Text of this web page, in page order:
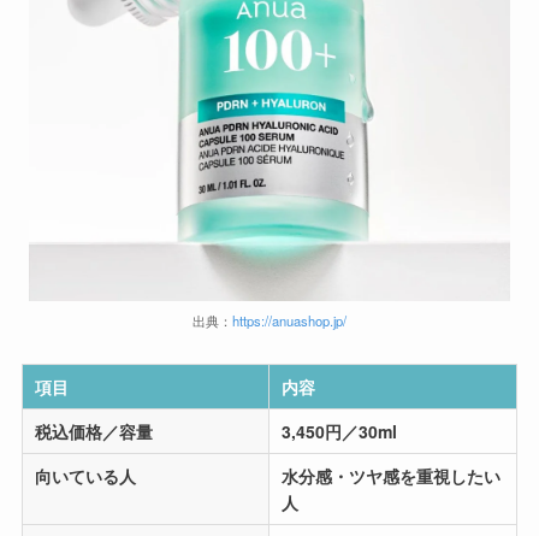
出典： https://anuashop.jp/
項目
内容
税込価格／容量
3,450円／30ml
向いている人
水分感・ツヤ感を重視したい
人